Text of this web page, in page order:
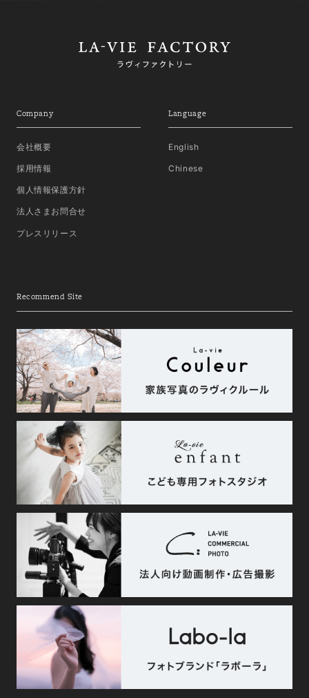
Company
会社概要
採用情報
個人情報保護方針
法人さまお問合せ
プレスリリース
Language
English
Chinese
Recommend Site